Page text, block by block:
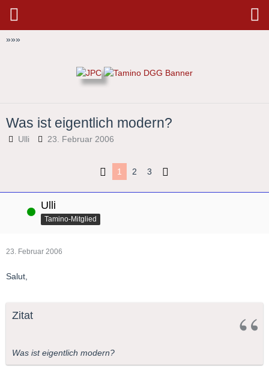
»»»
Was ist eigentlich modern?
Ulli 23. Februar 2006
1 2 3
Online Ulli
Tamino-Mitglied
23. Februar 2006
Salut,
Zitat
Was ist eigentlich modern?